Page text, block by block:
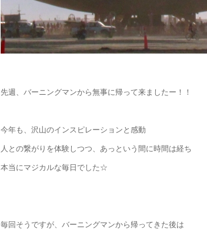
先週、バーニングマンから無事に帰って来ましたー！！
今年も、沢山のインスピレーションと感動
人との繋がりを体験しつつ、あっという間に時間は経ち
本当にマジカルな毎日でした☆
毎回そうですが、バーニングマンから帰ってきた後は